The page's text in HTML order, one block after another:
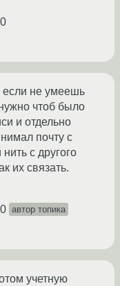
если не умеешь
чтоб было
и отдельно
почту с
с другого
их связать.
автор топика
учетную